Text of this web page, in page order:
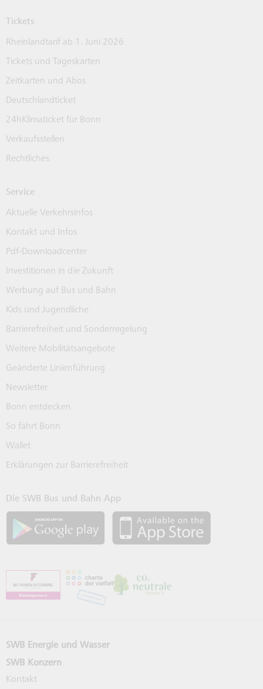
Tickets
Rheinlandtarif ab 1. Juni 2026
Tickets und Tageskarten
Zeitkarten und Abos
Deutschlandticket
24hKlimaticket für Bonn
Verkaufsstellen
Rechtliches
Service
Aktuelle Verkehrsinfos
Kontakt und Infos
Pdf-Downloadcenter
Investitionen in die Zukunft
Werbung auf Bus und Bahn
Kids und Jugendliche
Barrierefreiheit und Sonderregelung
Weitere Mobilitätsangebote
Geänderte Linienführung
Newsletter
Bonn entdecken
So fährt Bonn
Wallet
Erklärungen zur Barrierefreiheit
Die SWB Bus und Bahn App
SWB App bei Google Play laden
SWB Energie und Wasser
SWB Konzern
Kontakt